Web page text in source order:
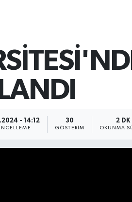
- 14:12 30
GÖSTERIM
2 DK
OKUNMA